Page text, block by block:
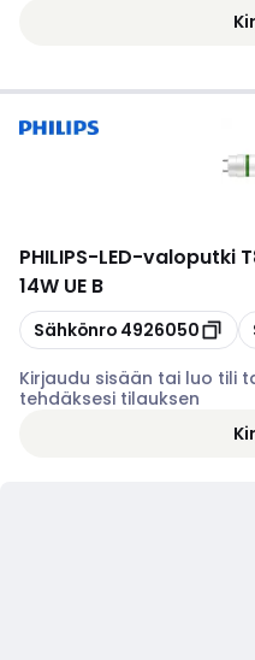
PHILIPS-LED-valoputki
14W UE B
Kopioi
Sähkönro 4926050
Kirjaudu sisään tai luo tili
tehdäksesi tilauksen